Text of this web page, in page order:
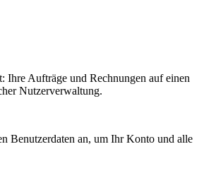
Ihre Aufträge und Rechnungen auf einen
Nutzerverwaltung.
Benutzerdaten an, um Ihr Konto und alle